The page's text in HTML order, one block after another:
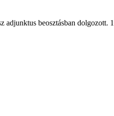
beosztásban dolgozott.